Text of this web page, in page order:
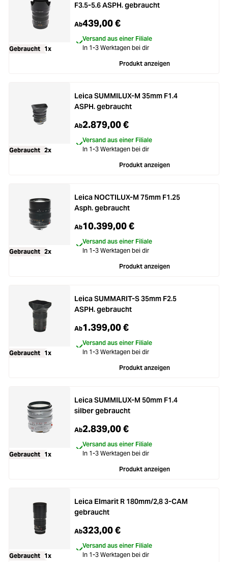
Gebraucht 1x
F3.5-5.6 ASPH. gebraucht
Ab439,00 €
Versand aus einer Filiale
In 1-3 Werktagen bei dir
Produkt anzeigen
Gebraucht 2x
Leica SUMMILUX-M 35mm F1.4
ASPH. gebraucht
Ab2.879,00 €
Versand aus einer Filiale
In 1-3 Werktagen bei dir
Produkt anzeigen
Gebraucht 2x
Leica NOCTILUX-M 75mm F1.25
Asph. gebraucht
Ab10.399,00 €
Versand aus einer Filiale
In 1-3 Werktagen bei dir
Produkt anzeigen
Gebraucht 1x
Leica SUMMARIT-S 35mm F2.5
ASPH. gebraucht
Ab1.399,00 €
Versand aus einer Filiale
In 1-3 Werktagen bei dir
Produkt anzeigen
Gebraucht 1x
Leica SUMMILUX-M 50mm F1.4
silber gebraucht
Ab2.839,00 €
Versand aus einer Filiale
In 1-3 Werktagen bei dir
Produkt anzeigen
Gebraucht 1x
Leica Elmarit R 180mm/2,8 3-CAM
gebraucht
Ab323,00 €
Versand aus einer Filiale
In 1-3 Werktagen bei dir